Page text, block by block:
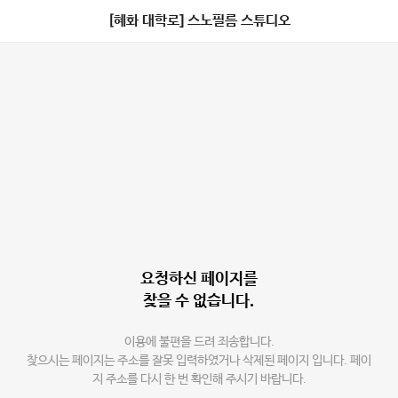
[혜화 대학로] 스노필름 스튜디오
요청하신 페이지를
찾을 수 없습니다.
이용에 불편을 드려 죄송합니다.
찾으시는 페이지는 주소를 잘못 입력하였거나 삭제된 페이지 입니다. 페이
지 주소를 다시 한 번 확인해 주시기 바랍니다.